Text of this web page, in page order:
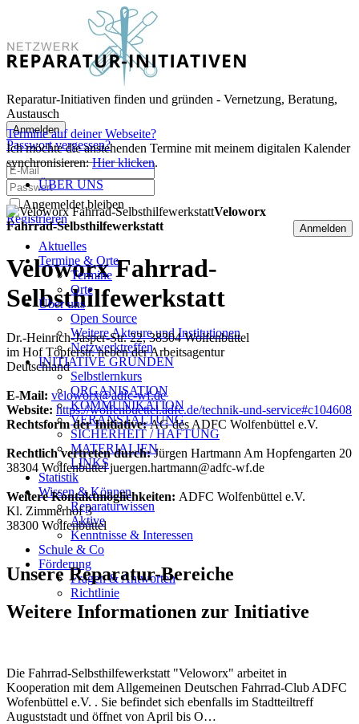
Reparatur-Initiativen finden und gründen - Vernetzung, Beratung,
Austausch
Anmelden
Passwort vergessen?
Angemeldet bleiben
Registrieren
Anmelden
Aktuelles
Termine & Orte
Termine
Orte
Über uns
Open Source
Weitere Akteure und Institutionen
Netzwerktreffen
INITIATIVE GRÜNDEN
Selbstlernkurs
ORGANISATION
KOMMUNIKATION
VERANSTALTUNG
SICHERHEIT / HAFTUNG
MATERIALIEN
LINKS
Statistik
Wissen & Können
Reparaturwissen
Aktive
Kenntnisse & Interessen
Schule & Co
Förderung
Fragen & Antworten
Richtlinie
Veloworx Fahrrad-
Selbsthilfewerkstatt
Termine auf deiner Webseite?
Ich möchte die anstehenden Termine mit meinem digitalen Kalender
synchronisieren:Hier klicken.
ÜBER UNS
Veloworx
Fahrrad-Selbsthilfewerkstatt
Dr.-Heinrich-Jasper-Str. 22, 38304 Wolfenbüttel
im Hof Töpferstr. neben der Arbeitsagentur
Deutschland
E-Mail: veloworx@adfc-wf.de
Website: https://wolfenbuettel.adfc.de/technik-und-service#c104608
Rechtsform der Initiative:AG des ADFC Wolfenbüttel e.V.
Rechtlich vertreten durch:Jürgen Hartmann Am Hopfengarten 20
38304 Wolfenbüttel juergen.hartmann@adfc-wf.de
Weitere Kontaktmöglichkeiten: ADFC Wolfenbüttel e.V.
Kl. Zimmerhof 3
38300 Wolfenbüttel
Unsere Reparatur-Bereiche
Weitere Informationen zur Initiative
Die Fahrrad-Selbsthilfewerkstatt "Veloworx" arbeitet in
Kooperation mit dem Allgemeinen Deutschen Fahrrad-Club ADFC
Wofenbüttel e.V. . Sie befindet sich ebenfalls im Stadtteiltreff
Auguststadt und öffnet von April bis O…